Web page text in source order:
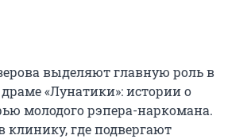
выделяют главную роль в
«Лунатики»: истории о
молодого рэпера-наркомана.
где подвергают